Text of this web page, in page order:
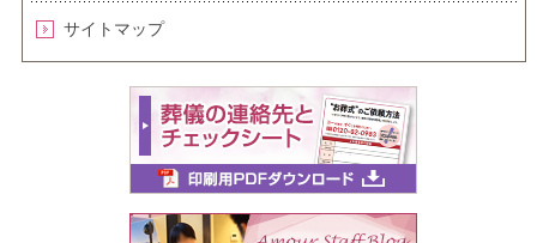
サイトマップ